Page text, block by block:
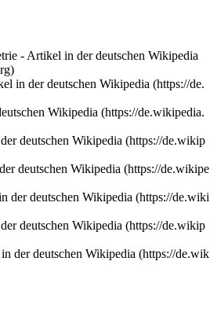
- Artikel in der deutschen Wikipedia
in der deutschen Wikipedia
Wikipedia
deutschen Wikipedia
deutschen Wikipedia
der deutschen Wikipedia
deutschen Wikipedia
der deutschen Wikipedia